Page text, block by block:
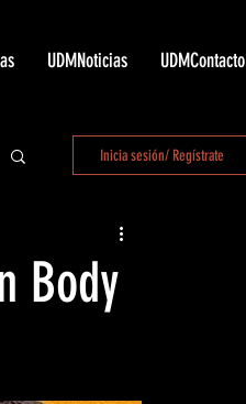
UDMNoticias UDMContacto
Inicia sesión/ Regístrate
Body